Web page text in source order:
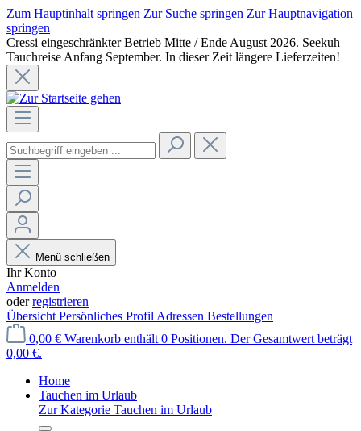
Zum Hauptinhalt springen Zur Suche springen Zur Hauptnavigation
springen
Cressi eingeschränkter Betrieb Mitte / Ende August 2026. Seekuh
Tauchreise Anfang September. In dieser Zeit längere Lieferzeiten!
Menü schließen
Ihr Konto
Anmelden
oderregistrieren
Übersicht Persönliches Profil Adressen Bestellungen
0,00 € Warenkorb enthält 0 Positionen. Der Gesamtwert beträgt
0,00 €.
Home
Tauchen im Urlaub
Zur Kategorie Tauchen im Urlaub